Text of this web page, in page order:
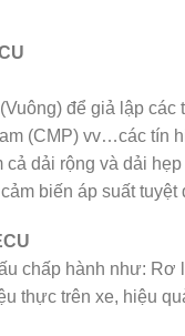
để giả lập
(CMP) vv…các tín
dải rộng và dải
biến áp suất
chấp hành như:
thực trên xe, hiệu